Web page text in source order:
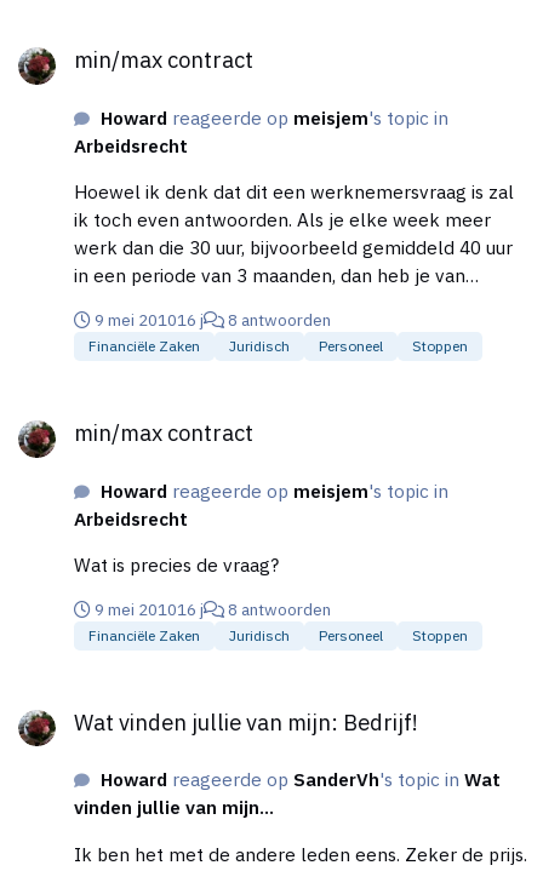
min/max contract
Howard reageerde op meisjem's topic in
Arbeidsrecht
Hoewel ik denk dat dit een werknemersvraag is zal
ik toch even antwoorden. Als je elke week meer
werk dan die 30 uur, bijvoorbeeld gemiddeld 40 uur
in een periode van 3 maanden, dan heb je van
voor onbepaalde tijd. Blijf je onder die 30 uur zitten
dan wordt het huidige contract gehandhaaft en
9 mei 201016 j 8 antwoorden
Financiële Zaken Juridisch Personeel Stoppen
min/max contract
Howard reageerde op meisjem's topic in
Arbeidsrecht
Wat is precies de vraag?
9 mei 201016 j 8 antwoorden
Financiële Zaken Juridisch Personeel Stoppen
Wat vinden jullie van mijn: Bedrijf!
Howard reageerde op SanderVh's topic inWat
vinden jullie van mijn...
Ik ben het met de andere leden eens. Zeker de prijs.